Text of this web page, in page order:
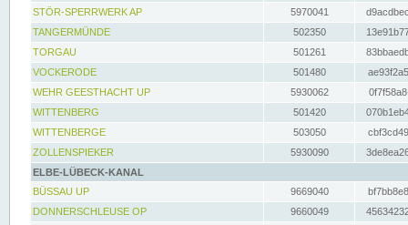
STÖR-SPERRWERK AP 5970041
TANGERMÜNDE
502350
TORGAU
501261
VOCKERODE
501480
WEHR GEESTHACHT UP
5930062
WITTENBERG
501420
WITTENBERGE
503050
ZOLLENSPIEKER
5930090
ELBE-LÜBECK-KANAL
BÜSSAU UP
9669040
DONNERSCHLEUSE OP
9660049